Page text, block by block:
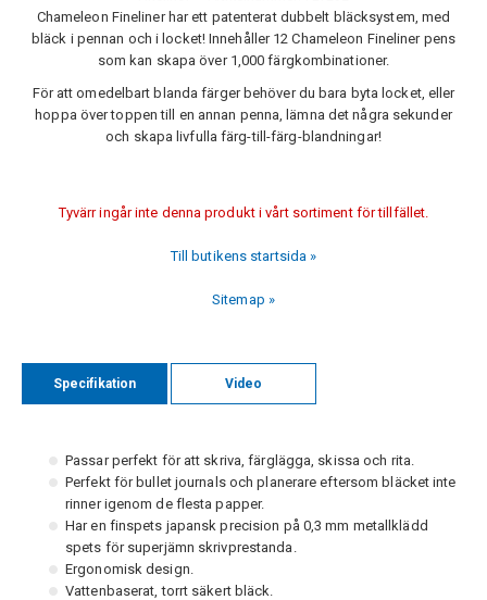
Chameleon Fineliner har ett patenterat dubbelt bläcksystem, med
bläck i pennan och i locket! Innehåller 12 Chameleon Fineliner pens
som kan skapa över 1,000 färgkombinationer.
För att omedelbart blanda färger behöver du bara byta locket, eller
hoppa över toppen till en annan penna, lämna det några sekunder
och skapa livfulla färg-till-färg-blandningar!
Tyvärr ingår inte denna produkt i vårt sortiment för tillfället.
Till butikens startsida »
Sitemap »
Specifikation Video
Passar perfekt för att skriva, färglägga, skissa och rita.
Perfekt för bullet journals och planerare eftersom bläcket inte
rinner igenom de flesta papper.
Har en finspets japansk precision på 0,3 mm metallklädd
spets för superjämn skrivprestanda.
Ergonomisk design.
Vattenbaserat, torrt säkert bläck.